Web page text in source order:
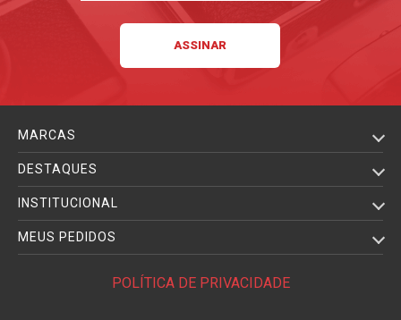
MARCAS
DESTAQUES
INSTITUCIONAL
MEUS PEDIDOS
POLÍTICA DE PRIVACIDADE